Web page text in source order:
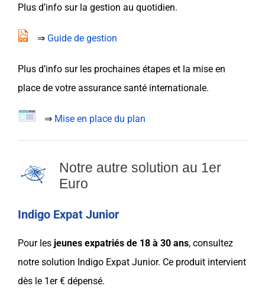
Plus d’info sur la gestion au quotidien.
⇒ Guide de gestion
Plus d’info sur les prochaines étapes et la mise en
place de votre assurance santé internationale.
⇒ Mise en place du plan
Notre autre solution au 1er
Euro
Indigo Expat Junior
Pour les jeunes expatriés de 18 à 30 ans, consultez
notre solution Indigo Expat Junior. Ce produit intervient
dès le 1er € dépensé.